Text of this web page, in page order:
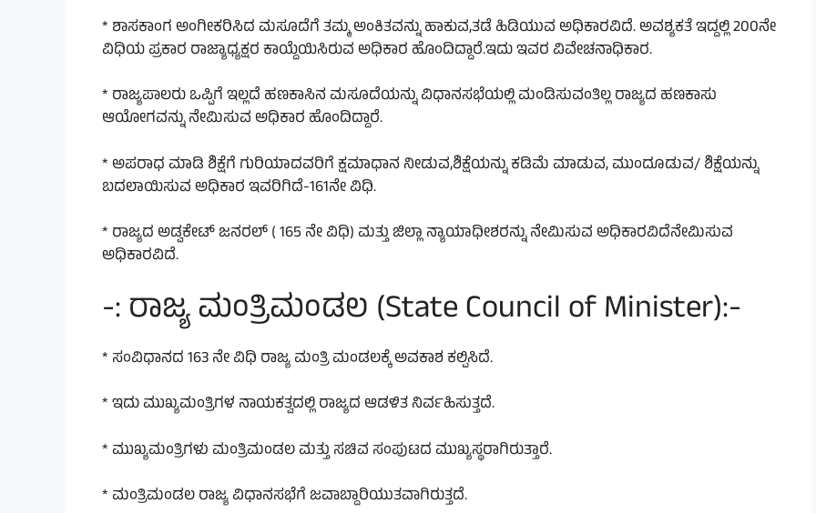
* ಶಾಸಕಾಂಗ ಅಂಗೀಕರಿಸಿದ ಮಸೂದೆಗೆ ತಮ್ಮ ಅಂಕಿತವನ್ನು ಹಾಕುವ,ತಡೆ ಹಿಡಿಯುವ ಅಧಿಕಾರವಿದೆ. ಅವಶ್ಯಕತೆ ಇದ್ದಲ್ಲಿ 200ನೇ
ವಿಧಿಯ ಪ್ರಕಾರ ರಾಜ್ಯಾಧ್ಯಕ್ಷರ ಕಾಯ್ದೆಯಿಸಿರುವ ಅಧಿಕಾರ ಹೊಂದಿದ್ದಾರೆ.ಇದು ಇವರ ವಿವೇಚನಾಧಿಕಾರ.
* ರಾಜ್ಯಪಾಲರು ಒಪ್ಪಿಗೆ ಇಲ್ಲದೆ ಹಣಕಾಸಿನ ಮಸೂದೆಯನ್ನು ವಿಧಾನಸಭೆಯಲ್ಲಿ ಮಂಡಿಸುವಂತಿಲ್ಲ ರಾಜ್ಯದ ಹಣಕಾಸು
ಆಯೋಗವನ್ನು ನೇಮಿಸುವ ಅಧಿಕಾರ ಹೊಂದಿದ್ದಾರೆ.
* ಅಪರಾಧ ಮಾಡಿ ಶಿಕ್ಷೆಗೆ ಗುರಿಯಾದವರಿಗೆ ಕ್ಷಮಾಧಾನ ನೀಡುವ,ಶಿಕ್ಷೆಯನ್ನು ಕಡಿಮೆ ಮಾಡುವ, ಮುಂದೂಡುವ/ ಶಿಕ್ಷೆಯನ್ನು
ಬದಲಾಯಿಸುವ ಅಧಿಕಾರ ಇವರಿಗಿದೆ-161ನೇ ವಿಧಿ.
* ರಾಜ್ಯದ ಅಡ್ವಕೇಟ್ ಜನರಲ್ ( 165 ನೇ ವಿಧಿ) ಮತ್ತು ಜಿಲ್ಲಾ ನ್ಯಾಯಾಧೀಶರನ್ನು ನೇಮಿಸುವ ಅಧಿಕಾರವಿದೆನೇಮಿಸುವ
ಅಧಿಕಾರವಿದೆ.
-: ರಾಜ್ಯ ಮಂತ್ರಿಮಂಡಲ (State Council of Minister):-
* ಸಂವಿಧಾನದ 163 ನೇ ವಿಧಿ ರಾಜ್ಯ ಮಂತ್ರಿ ಮಂಡಲಕ್ಕೆ ಅವಕಾಶ ಕಲ್ಪಿಸಿದೆ.
* ಇದು ಮುಖ್ಯಮಂತ್ರಿಗಳ ನಾಯಕತ್ವದಲ್ಲಿ ರಾಜ್ಯದ ಆಡಳಿತ ನಿರ್ವಹಿಸುತ್ತದೆ.
* ಮುಖ್ಯಮಂತ್ರಿಗಳು ಮಂತ್ರಿಮಂಡಲ ಮತ್ತು ಸಚಿವ ಸಂಪುಟದ ಮುಖ್ಯಸ್ಥರಾಗಿರುತ್ತಾರೆ.
* ಮಂತ್ರಿಮಂಡಲ ರಾಜ್ಯ ವಿಧಾನಸಭೆಗೆ ಜವಾಬ್ದಾರಿಯುತವಾಗಿರುತ್ತದೆ.